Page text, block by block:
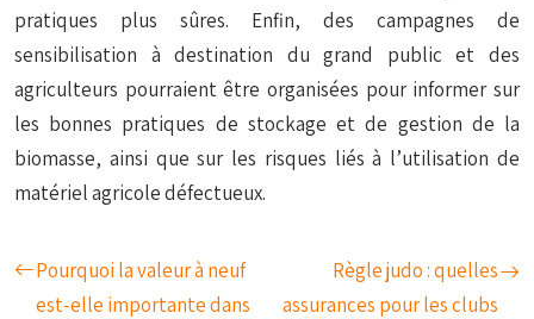
pratiques plus sûres. Enfin, des campagnes de
sensibilisation à destination du grand public et des
agriculteurs pourraient être organisées pour informer sur
les bonnes pratiques de stockage et de gestion de la
biomasse, ainsi que sur les risques liés à l’utilisation de
matériel agricole défectueux.
Pourquoi la valeur à neuf
est-elle importante dans
Règle judo : quelles
assurances pour les clubs